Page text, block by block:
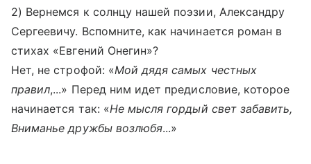
2) Вернемся к солнцу нашей поэзии, Александру
Сергеевичу. Вспомните, как начинается роман в
стихах «Евгений Онегин»?
Нет, не строфой: «Мой дядя самых честных
правил,...» Перед ним идет предисловие, которое
начинается так: «Не мысля гордый свет забавить,
Вниманье дружбы возлюбя...»